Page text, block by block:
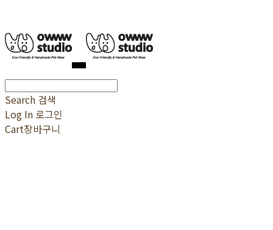
Search 검색
Log In 로그인
Cart장바구니